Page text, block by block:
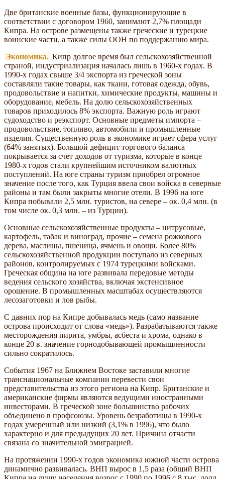
Две британские военные базы, функционирующие в
соответствии с договором 1960, занимают 2,7% площади
Кипра. На острове размещены также греческие и турецкие
воинские части, а также силы ООН по поддержанию мира.
Экономика. Кипр долгое время был сельскохозяйственной
страной, индустриализация началась лишь в 1960-х годах. В
1990-х годах свыше 3/4 экспорта из греческой зоны
составляли такие товары, как ткани, готовая одежда, обувь,
продовольствие и напитки, химические продукты, машины и
оборудование, мебель. На долю сельскохозяйственных
товаров приходилось 8% экспорта. Важную роль играют
судоходство и реэкспорт. Основные предметы импорта –
продовольствие, топливо, автомобили и промышленные
изделия. Существенную роль в экономике играет сфера услуг
(64% занятых). Большой дефицит торгового баланса
покрывается за счет доходов от туризма, которые в конце
1980-х годов стали крупнейшим источником валютных
поступлений. На юге страны туризм приобрел огромное
значение после того, как Турция ввела свои войска в северные
районы и там были закрыты многие отели. В 1996 на юге
Кипра побывали 2,5 млн. туристов, на севере – ок. 0,4 млн. (в
том числе ок. 0,3 млн. – из Турции).
Основные сельскохозяйственные продукты – цитрусовые,
картофель, табак и виноград, прочие – семена рожкового
дерева, маслины, пшеница, ячмень и овощи. Более 80%
сельскохозяйственной продукции поступало из северных
районов, контролируемых с 1974 турецкими войсками.
Греческая община на юге развивала передовые методы
ведения сельского хозяйства, включая экстенсивное
орошение. В промышленных масштабах осуществляются
лесозаготовки и лов рыбы.
С давних пор на Кипре добывалась медь (само название
острова происходит от слова «медь»). Разрабатываются также
месторождения пирита, умбры, асбеста и хрома, однако в
конце 20 в. значение горнодобывающей промышленности
сильно сократилось.
События 1967 на Ближнем Востоке заставили многие
транснациональные компании перевести свои
представительства из этого региона на Кипр. Британские и
американские фирмы являются ведущими иностранными
инвесторами. В греческой зоне большинство рабочих
объединено в профсоюзы. Уровень безработицы в 1990-х
годах умеренный или низкий (3,1% в 1996), что было
характерно и для предыдущих 20 лет. Причина отчасти
связана со значительной эмиграцией.
На протяжении 1990-х годов экономика южной части острова
динамично развивалась. ВНП вырос в 1,5 раза (общий ВНП